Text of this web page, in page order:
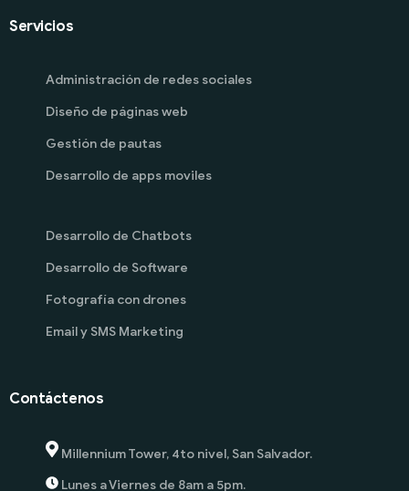
Servicios
Administración de redes sociales
Diseño de páginas web
Gestión de pautas
Desarrollo de apps moviles
Desarrollo de Chatbots
Desarrollo de Software
Fotografía con drones
Email y SMS Marketing
Contáctenos
Millennium Tower, 4to nivel, San Salvador.
Lunes a Viernes de 8am a 5pm.